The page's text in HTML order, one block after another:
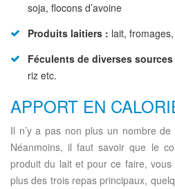
soja, flocons d’avoine
Produits laitiers : lait,
Féculents de diverses sources
riz etc.
APPORT EN
Il n’y a pas non plus un nombre
Néanmoins, il faut savoir que le
produit du lait et pour ce faire,
plus des trois repas principaux,